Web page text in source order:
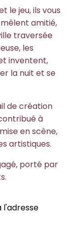
le jeu, ils vous
amitié,
traversée
les
inventent,
la nuit et se
de création
à
en scène,
artistiques.
porté par
l'adresse